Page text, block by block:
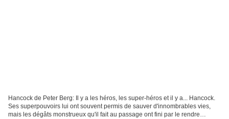
Hancock de Peter Berg: Il y a les héros, les super-héros et il y a... Hancock.
Ses superpouvoirs lui ont souvent permis de sauver d'innombrables vies,
mais les dégâts monstrueux qu'il fait au passage ont fini par le rendre